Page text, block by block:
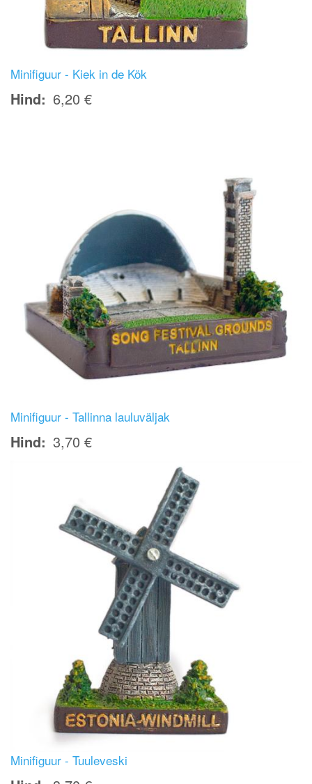
Minifiguur - Kiek in de Kök
Hind 6,20 €
Minifiguur - Tallinna lauluväljak
Hind 3,70 €
Minifiguur - Tuuleveski